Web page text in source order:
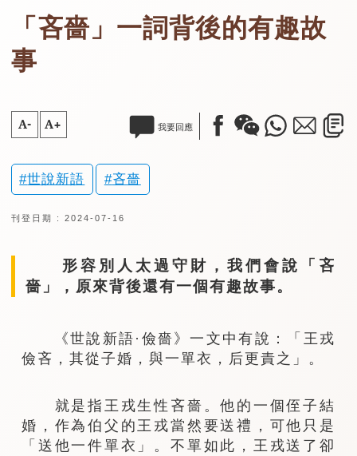
「吝嗇」一詞背後的有趣故
事
A- A+ 我要回應
世說新語 吝嗇
刊登日期 : 2024-07-16
形容別人太過守財，我們會說「吝
嗇」，原來背後還有一個有趣故事。
《世說新語·儉嗇》一文中有說：「王戎
儉吝，其從子婚，與一單衣，后更責之」。
就是指王戎生性吝嗇。他的一個侄子結
婚，作為伯父的王戎當然要送禮，可他只是
「送他一件單衣」。不單如此，王戎送了卻